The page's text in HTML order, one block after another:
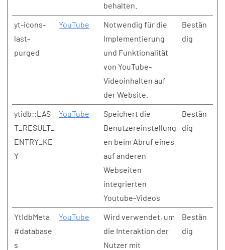
behalten.
yt-icons-
last-
purged
YouTube
Notwendig für die
Implementierung
und Funktionalität
von YouTube-
Videoinhalten auf
der Website.
Bestän
dig
ytidb::LAS
T_RESULT_
ENTRY_KE
Y
YouTube
Speichert die
Benutzereinstellung
en beim Abruf eines
auf anderen
Webseiten
integrierten
Youtube-Videos
Bestän
dig
YtIdbMeta
#database
s
YouTube
Wird verwendet, um
die Interaktion der
Nutzer mit
Bestän
dig